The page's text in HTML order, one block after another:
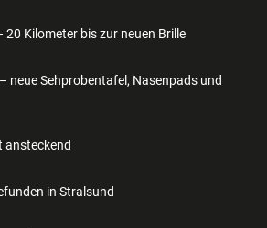
20 Kilometer bis zur neuen Brille
neue Sehprobentafel, Nasenpads und
ansteckend
in Stralsund